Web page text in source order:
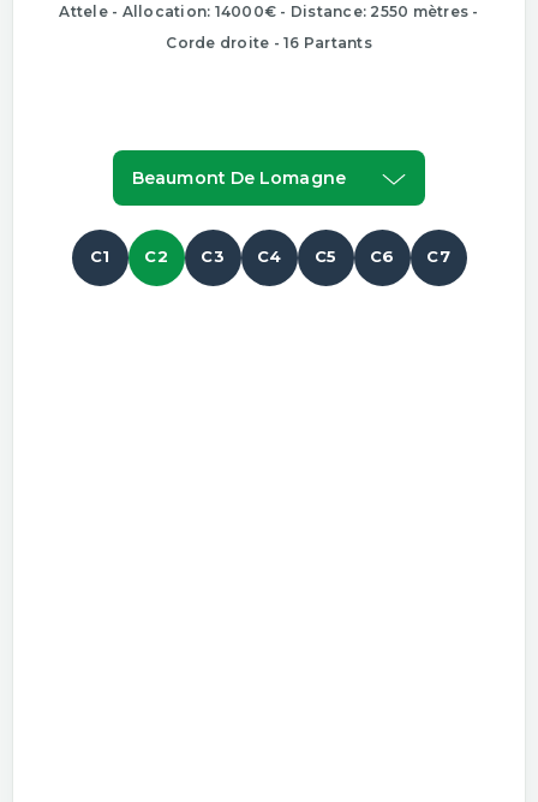
Attele - Allocation: 14000€ - Distance: 2550 mètres -
Corde droite - 16 Partants
Beaumont De Lomagne
C1 C2 C3 C4 C5 C6 C7